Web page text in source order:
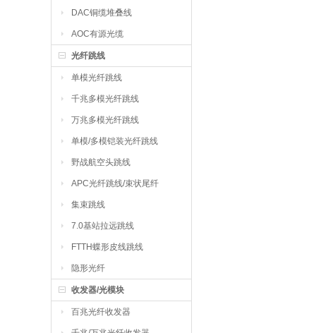
DAC铜缆堆叠线
AOC有源光缆
光纤跳线
单模光纤跳线
千兆多模光纤跳线
万兆多模光纤跳线
单模/多模铠装光纤跳线
野战航空头跳线
APC光纤跳线/束状尾纤
集束跳线
7.0基站拉远跳线
FTTH蝶形皮线跳线
隐形光纤
收发器/光模块
百兆光纤收发器